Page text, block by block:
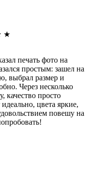
★
печать фото на
простым: зашел на
выбрал размер и
Через несколько
качество просто
цвета яркие,
повешу на